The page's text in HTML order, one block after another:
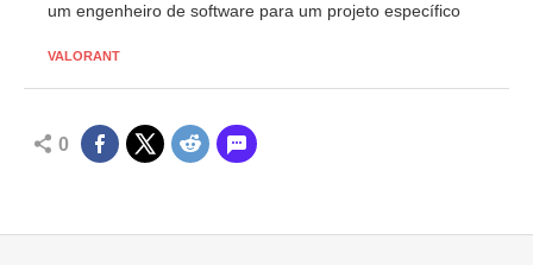
um engenheiro de software para um projeto específico
VALORANT
0